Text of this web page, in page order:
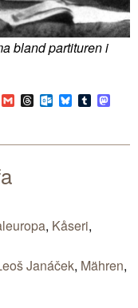
bland partituren i
Copy
Link
GmailThreadsOutlook.com
BlueskyTumblr
, Kåseri,
Janáček, Mähren,